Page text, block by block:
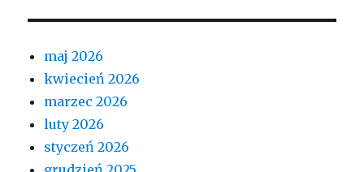
maj 2026
kwiecień 2026
marzec 2026
luty 2026
styczeń 2026